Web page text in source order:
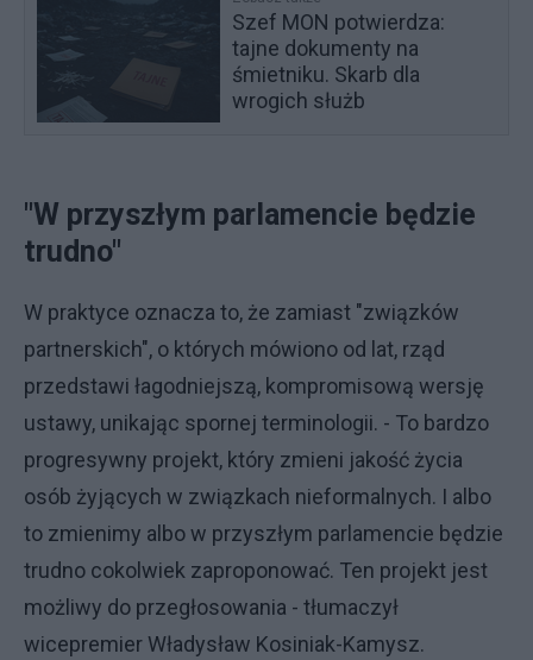
Szef MON potwierdza:
tajne dokumenty na
śmietniku. Skarb dla
wrogich służb
"W przyszłym parlamencie będzie
trudno"
W praktyce oznacza to, że zamiast "związków
partnerskich", o których mówiono od lat, rząd
przedstawi łagodniejszą, kompromisową wersję
ustawy, unikając spornej terminologii. - To bardzo
progresywny projekt, który zmieni jakość życia
osób żyjących w związkach nieformalnych. I albo
to zmienimy albo w przyszłym parlamencie będzie
trudno cokolwiek zaproponować. Ten projekt jest
możliwy do przegłosowania - tłumaczył
wicepremier Władysław Kosiniak-Kamysz.